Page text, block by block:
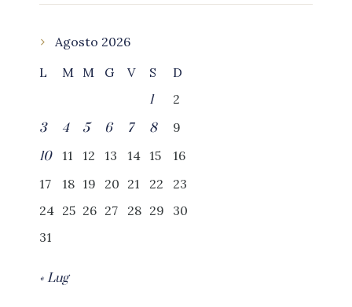
Agosto 2026
L
M M G V S
D
1
2
3
4 5 6 7 8
9
10
11 12 13 14 15
16
17
18 19 20 21 22
23
24 25 26 27 28 29
30
31
« Lug